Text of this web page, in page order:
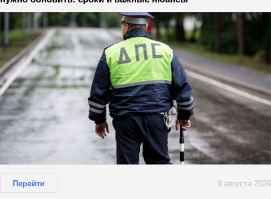
Перейти 9 августа 2026